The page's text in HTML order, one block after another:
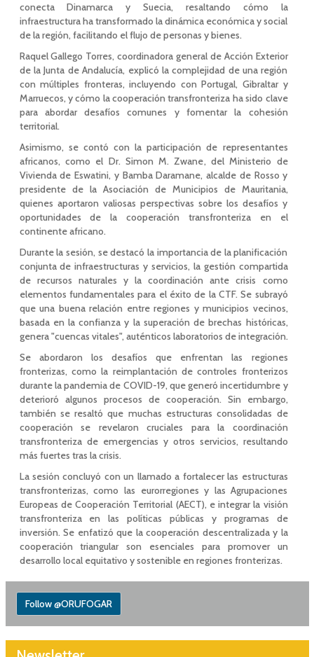
conecta Dinamarca y Suecia, resaltando cómo la
infraestructura ha transformado la dinámica económica y social
de la región, facilitando el flujo de personas y bienes.
Raquel Gallego Torres, coordinadora general de Acción Exterior
de la Junta de Andalucía, explicó la complejidad de una región
con múltiples fronteras, incluyendo con Portugal, Gibraltar y
Marruecos, y cómo la cooperación transfronteriza ha sido clave
para abordar desafíos comunes y fomentar la cohesión
territorial.
Asimismo, se contó con la participación de representantes
africanos, como el Dr. Simon M. Zwane, del Ministerio de
Vivienda de Eswatini, y Bamba Daramane, alcalde de Rosso y
presidente de la Asociación de Municipios de Mauritania,
quienes aportaron valiosas perspectivas sobre los desafíos y
oportunidades de la cooperación transfronteriza en el
continente africano.
Durante la sesión, se destacó la importancia de la planificación
conjunta de infraestructuras y servicios, la gestión compartida
de recursos naturales y la coordinación ante crisis como
elementos fundamentales para el éxito de la CTF. Se subrayó
que una buena relación entre regiones y municipios vecinos,
basada en la confianza y la superación de brechas históricas,
genera "cuencas vitales", auténticos laboratorios de integración.
Se abordaron los desafíos que enfrentan las regiones
fronterizas, como la reimplantación de controles fronterizos
durante la pandemia de COVID-19, que generó incertidumbre y
deterioró algunos procesos de cooperación. Sin embargo,
también se resaltó que muchas estructuras consolidadas de
cooperación se revelaron cruciales para la coordinación
transfronteriza de emergencias y otros servicios, resultando
más fuertes tras la crisis.
La sesión concluyó con un llamado a fortalecer las estructuras
transfronterizas, como las eurorregiones y las Agrupaciones
Europeas de Cooperación Territorial (AECT), e integrar la visión
transfronteriza en las políticas públicas y programas de
inversión. Se enfatizó que la cooperación descentralizada y la
cooperación triangular son esenciales para promover un
desarrollo local equitativo y sostenible en regiones fronterizas.
Follow @ORUFOGAR